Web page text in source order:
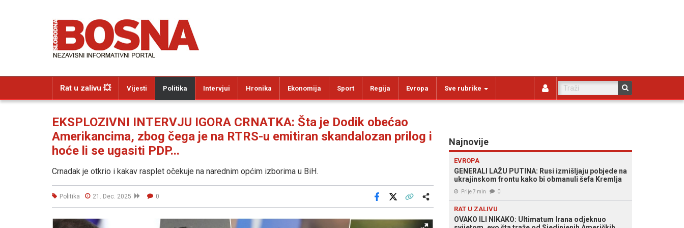
Rat u zalivu 💥 Vijesti Politika Intervjui Hronika Ekonomija Sport Regija Evropa Sve rubrike
EKSPLOZIVNI INTERVJU IGORA CRNATKA: Šta je Dodik obećao
Amerikancima, zbog čega je na RTRS-u emitiran skandalozan prilog i
hoće li se ugasiti PDP...
Crnadak je otkrio i kakav rasplet očekuje na narednim općim izborima u BiH.
Politika 21. Dec. 2025 0
Facebook
Najnovije
EVROPA
GENERALI LAŽU PUTINA: Rusi izmišljaju pobjede na
ukrajinskom frontu kako bi obmanuli šefa Kremlja
Prije 7 min 0
RAT U ZALIVU
OVAKO ILI NIKAKO: Ultimatum Irana odjeknuo